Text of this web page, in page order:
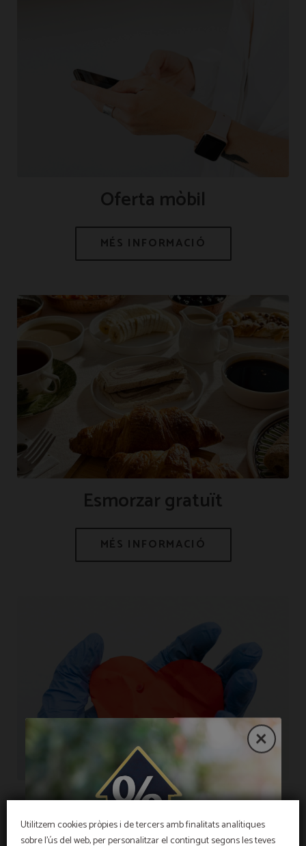
Utilitzem cookies pròpies i de tercers amb finalitats analítiques
sobre l'ús del web, per personalitzar el contingut segons les teves
Oferta mòbil
Esmorzar gratuït
Extensió amb hospital